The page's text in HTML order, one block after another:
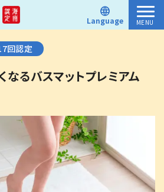
MENU
商品を検索する
Language
回認定
なるバスマットプレミアム